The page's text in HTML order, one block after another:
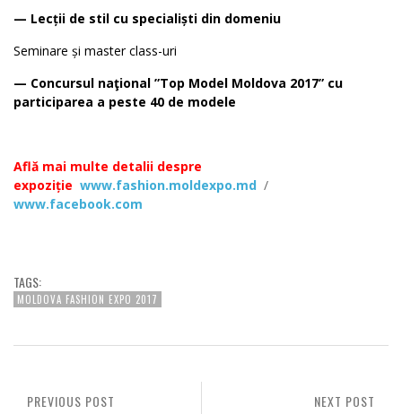
— Lecții de stil cu specialiști din domeniu
Seminare și master class-uri
— Concursul naţional ”Top Model Moldova 2017” cu
participarea a peste 40 de modele
Află mai multe detalii despre
expoziție www.fashion.moldexpo.md /
www.facebook.com
TAGS:
MOLDOVA FASHION EXPO 2017
NEXT POST
PREVIOUS POST